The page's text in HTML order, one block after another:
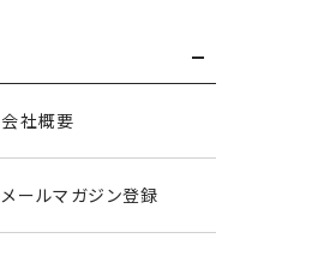
会社概要
メールマガジン登録